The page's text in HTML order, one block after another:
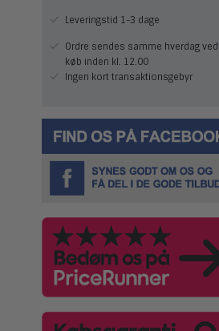
Leveringstid 1-3 dage
Ordre sendes samme hverdag ved
køb inden kl. 12.00
Ingen kort transaktionsgebyr